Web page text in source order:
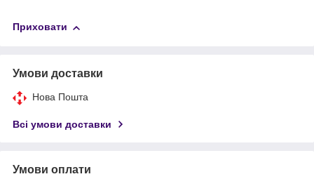
Приховати
Умови доставки
Нова Пошта
Всі умови доставки
Умови оплати